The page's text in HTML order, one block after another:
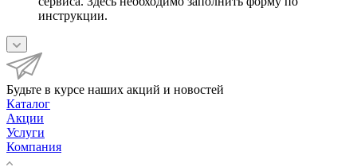
инструкции.
Будьте в курсе наших акций и новостей
Каталог
Акции
Услуги
Компания